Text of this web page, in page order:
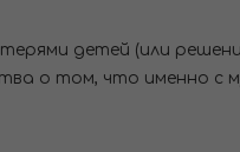
детей (или
о том, что именно с